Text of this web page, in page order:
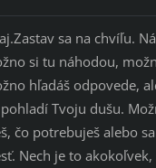
sa na chvíľu.
si tu náhodou,
hľadáš odpovede,
Tvoju dušu.
čo potrebuješ alebo
Nech je to